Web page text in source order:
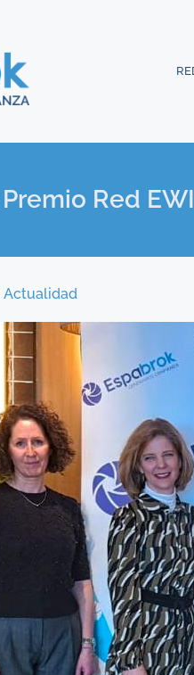
Red
Actualidad